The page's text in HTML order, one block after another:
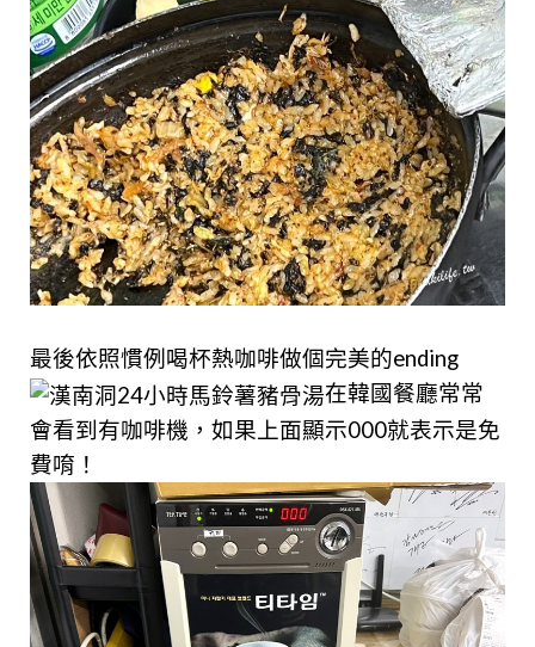
最後依照慣例喝杯熱咖啡做個完美的ending
在韓國餐廳常常
會看到有咖啡機，如果上面顯示000就表示是免
費唷！